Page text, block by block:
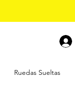
Ruedas Sueltas